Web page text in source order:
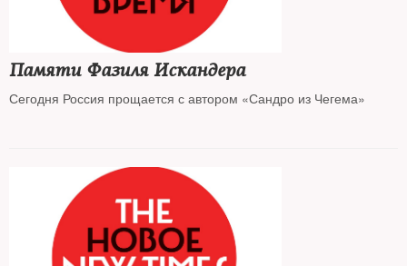
Памяти Фазиля Искандера
Сегодня Россия прощается с автором «Сандро из Чегема»